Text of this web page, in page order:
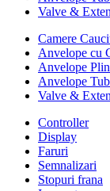
Valve &
Camere
Anvelope cu
Anvelope
Anvelope
Valve &
Controller
Display
Faruri
Semnalizari
Stopuri frana